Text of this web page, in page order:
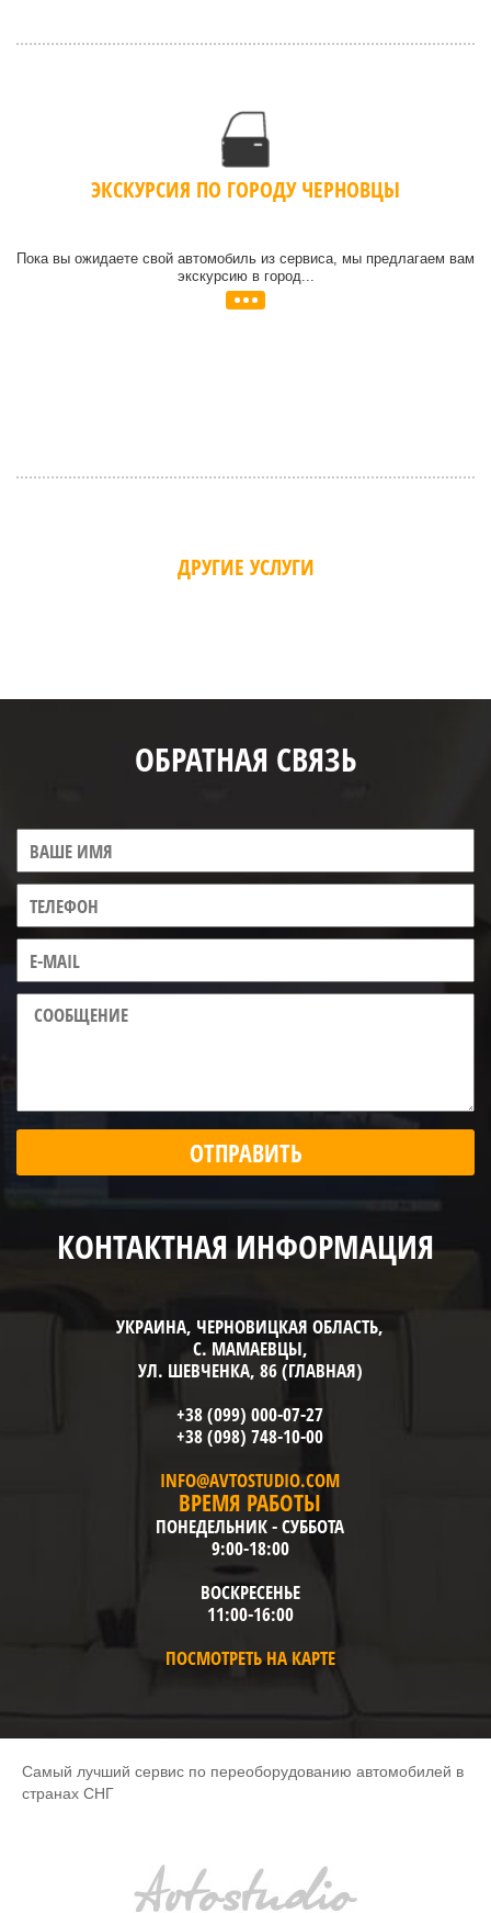
ЭКСКУРСИЯ ПО ГОРОДУ ЧЕРНОВЦЫ
Пока вы ожидаете свой автомобиль из сервиса, мы предлагаем вам
экскурсию в город...
ДРУГИЕ УСЛУГИ
ОБРАТНАЯ СВЯЗЬ
ОТПРАВИТЬ
КОНТАКТНАЯ ИНФОРМАЦИЯ
УКРАИНА, ЧЕРНОВИЦКАЯ ОБЛАСТЬ,
С. МАМАЕВЦЫ,
УЛ. ШЕВЧЕНКА, 86 (ГЛАВНАЯ)
+38 (099) 000-07-27
+38 (098) 748-10-00
INFO@AVTOSTUDIO.COM
ВРЕМЯ РАБОТЫ
ПОНЕДЕЛЬНИК - СУББОТА
9:00-18:00
ВОСКРЕСЕНЬЕ
11:00-16:00
ПОСМОТРЕТЬ НА КАРТЕ
Самый лучший сервис по переоборудованию автомобилей в
странах СНГ